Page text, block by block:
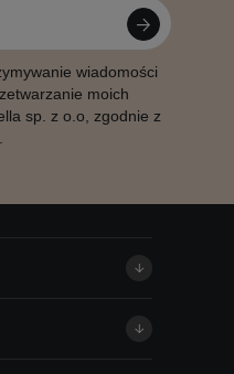
wiadomości
moich
sp. z o.o, zgodnie z